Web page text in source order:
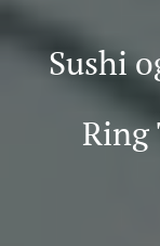
Sushi